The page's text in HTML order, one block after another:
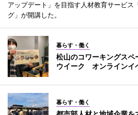
アップデート」を目指す人材教育サービス
グ」が開講した。
暮らす・働く
松山のコワーキングス
ウイーク オンラインイ
暮らす・働く